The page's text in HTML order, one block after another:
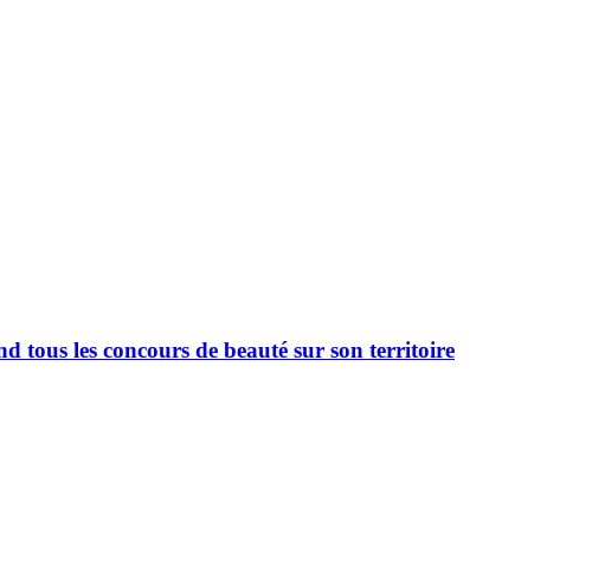
tous les concours de beauté sur son territoire